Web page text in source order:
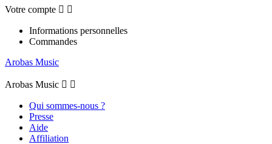
Votre compte  
Informations personnelles
Commandes
Arobas Music
Arobas Music  
Qui sommes-nous ?
Presse
Aide
Affiliation